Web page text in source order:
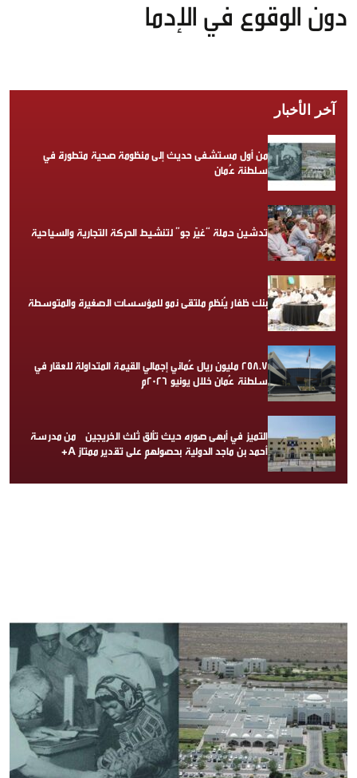
دون الوقوع في الإدما
آخر الأخبار
من أول مستشفى حديث إلى منظومة صحية متطورة في
سلطنة عُمان
تدشين حملة “غيّر جو” لتنشيط الحركة التجارية والسياحية
بنك ظفار يُنظم ملتقى نمو للمؤسسات الصغيرة والمتوسطة
258.7 مليون ريال عُماني إجمالي القيمة المتداولة للعقار في
سلطنة عُمان خلال يونيو 2026م
التميز في أبهى صوره حيث تألق ثلث الخريجين من مدرسة
أحمد بن ماجد الدولية بحصولهم على تقدير ممتاز A+